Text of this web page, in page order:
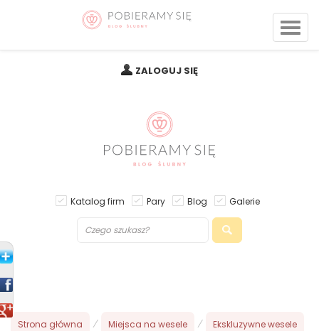
ZALOGUJ SIĘ
Katalog firm Pary Blog Galerie
Strona główna / Miejsca na wesele / Ekskluzywne wesele